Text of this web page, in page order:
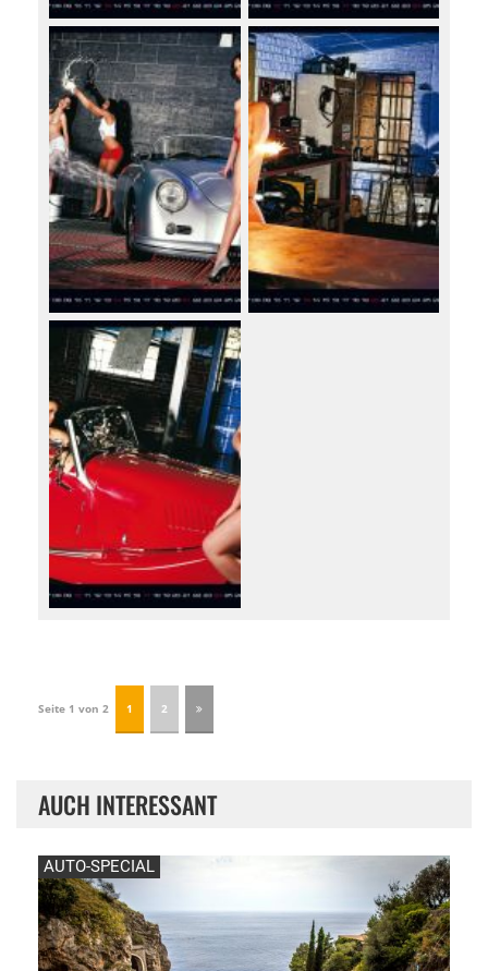
Seite 1 von 2 1 2
AUCH INTERESSANT
AUTO-SPECIAL